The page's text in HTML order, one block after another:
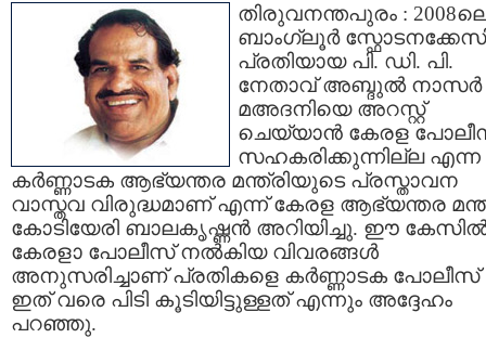
തിരുവനന്തപുരം :
ബാംഗ്ലൂര്‍
പ്രതിയായ പി. ഡി. പി.
നേതാവ് അബ്ദുല്‍ നാസര്‍
മഅദനിയെ അറസ്റ്റ്‌
ചെയ്യാന്‍ കേരള
സഹകരിക്കുന്നില്ല എന്ന
കര്‍ണ്ണാടക ആഭ്യന്തര മന്ത്രിയുടെ പ്രസ്താവന
വാസ്തവ വിരുദ്ധമാണ് എന്ന് കേരള ആഭ്യന്തര
കോടിയേരി ബാലകൃഷ്ണന്‍ അറിയിച്ചു. ഈ
കേരളാ പോലീസ്‌ നല്‍കിയ വിവരങ്ങള്‍
അനുസരിച്ചാണ് പ്രതികളെ കര്‍ണ്ണാടക പോലീസ്‌
ഇത് വരെ പിടി കൂടിയിട്ടുള്ളത് എന്നും അദ്ദേഹം
പറഞ്ഞു.